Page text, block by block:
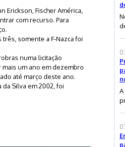
Erickson, Fischer América,
com recurso. Para
somente a F-Nazca foi
numa licitação
um ano em dezembro
até março deste ano.
Silva em 2002, foi